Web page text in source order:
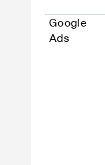
Google
Ads